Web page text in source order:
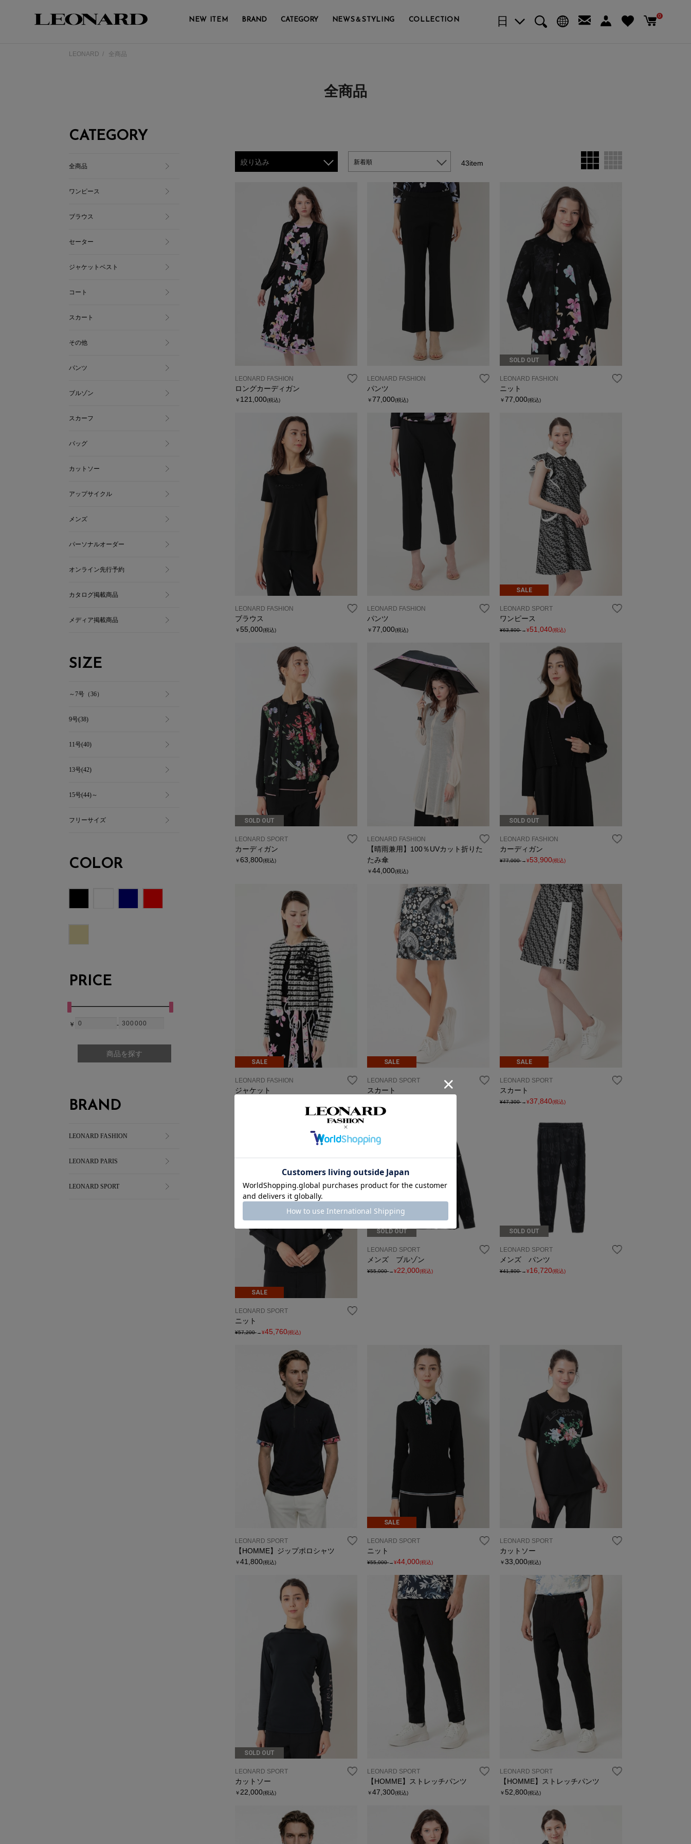
NEW ITEM BRAND CATEGORY NEWS＆STYLING COLLECTION 日 0
LEONARD 全商品
全商品
絞り込み 新着順 43item
LEONARD FASHION
ロングカーディガン
￥ 121,000(税込)
LEONARD FASHION
パンツ
￥ 77,000(税込)
SOLD OUT
LEONARD FASHION
ニット
￥77,000(税込)
LEONARD FASHION
ブラウス
￥ 55,000(税込)
LEONARD FASHION
パンツ
￥ 77,000(税込)
SALE
LEONARD SPORT
ワンピース
¥63,800→¥51,040(税込)
SOLD OUT
LEONARD SPORT
カーディガン
￥63,800(税込)
LEONARD FASHION
【晴雨兼用】100％UVカット折りた
たみ傘
￥44,000(税込)
SOLD OUT
LEONARD FASHION
カーディガン
¥77,000→¥53,900(税込)
SALE
LEONARD FASHION
ジャケット
SALE
LEONARD SPORT
スカート
SALE
LEONARD SPORT
スカート
¥47,300→¥37,840(税込)
SALE
LEONARD SPORT
ニット
¥57,200→¥45,760(税込)
SOLD OUT
LEONARD SPORT
メンズ ブルゾン
¥55,000→¥22,000(税込)
SOLD OUT
LEONARD SPORT
メンズ パンツ
¥41,800→¥16,720(税込)
LEONARD SPORT
【HOMME】ジップポロシャツ
￥41,800(税込)
SALE
LEONARD SPORT
ニット
¥55,000→¥44,000(税込)
LEONARD SPORT
カットソー
￥33,000(税込)
SOLD OUT
LEONARD SPORT
カットソー
￥ 22,000(税込)
LEONARD SPORT
【HOMME】ストレッチパンツ
￥47,300(税込)
LEONARD SPORT
【HOMME】ストレッチパンツ
￥ 52,800(税込)
CATEGORY
全商品
ワンピース
ブラウス
セーター
ジャケットベスト
コート
スカート
その他
パンツ
ブルゾン
スカーフ
バッグ
カットソー
アップサイクル
メンズ
パーソナルオーダー
オンライン先行予約
カタログ掲載商品
メディア掲載商品
SIZE
～7号（36）
9号(38)
11号(40)
13号(42)
15号(44)～
フリーサイズ
COLOR
PRICE
￥ -
商品を探す
BRAND
LEONARD FASHION
LEONARD PARIS
LEONARD SPORT